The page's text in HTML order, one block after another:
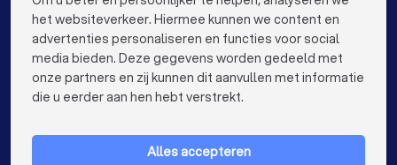
Vloerders in Roeselare
Vloerders in Beveren
Vloerders in Dendermonde
Vloerders in Beringen
Vloerders in Turnhout
Vloerders in Dilbeek
Vloerders in Sint-Truiden
Vloerders in Lokeren
VOOR PARTICULIEREN keyboard_arrow_down
het websiteverkeer. Hiermee kunnen we content en
advertenties personaliseren en functies voor social
media bieden. Deze gegevens worden gedeeld met
onze partners en zij kunnen dit aanvullen met informatie
die u eerder aan hen hebt verstrekt.
Alles accepteren